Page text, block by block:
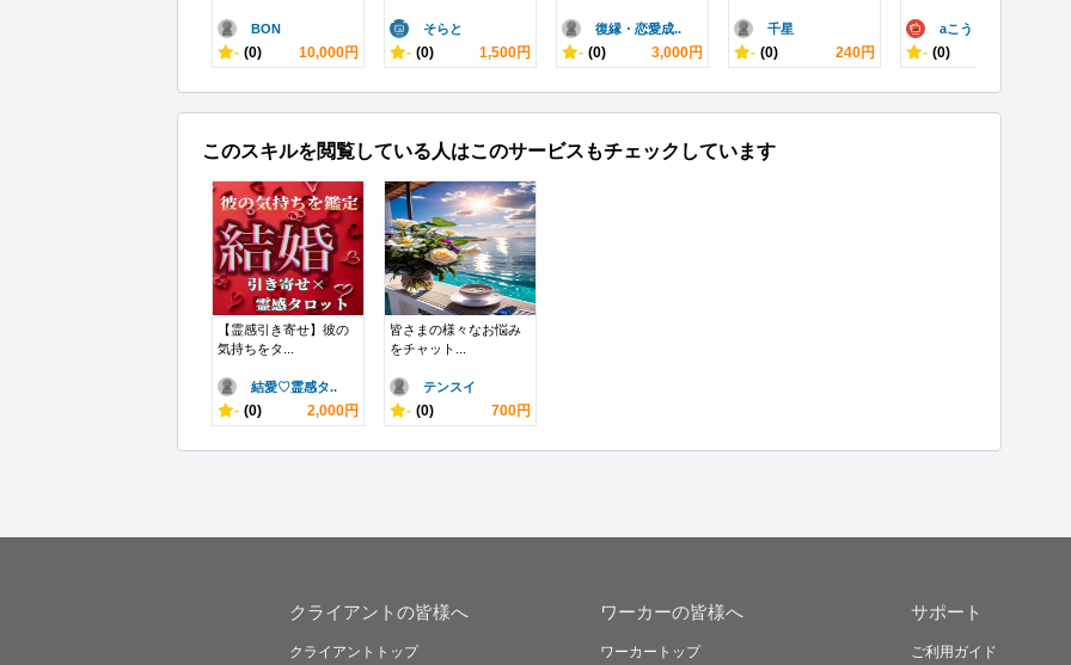
BON
- (0) 10,000円
そらと
- (0) 1,500円
復縁・恋愛成..
- (0) 3,000円
千星
- (0) 240円
aこう
- (0)
このスキルを閲覧している人はこのサービスもチェックしています
【霊感引き寄せ】彼の
気持ちをタ...
結愛♡霊感タ..
- (0) 2,000円
皆さまの様々なお悩み
をチャット...
テンスイ
- (0) 700円
クライアントの皆様へ
クライアントトップ
ワーカーの皆様へ
ワーカートップ
サポート
ご利用ガイド